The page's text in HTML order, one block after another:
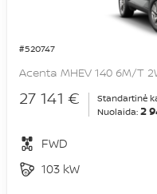
#520747
Acenta MHEV 140 6M/T
27 141 € Standartinė
Nuolaida: 2
FWD
103 kW